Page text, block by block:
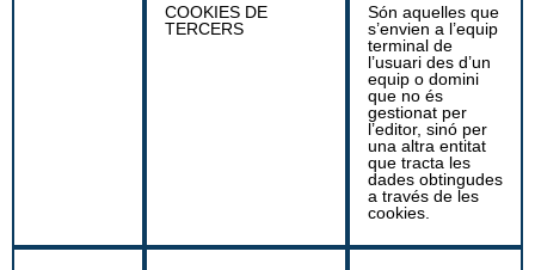
COOKIES DE
TERCERS
Són aquelles que
s’envien a l’equip
terminal de
l’usuari des d’un
equip o domini
que no és
gestionat per
l’editor, sinó per
una altra entitat
que tracta les
dades obtingudes
a través de les
cookies.